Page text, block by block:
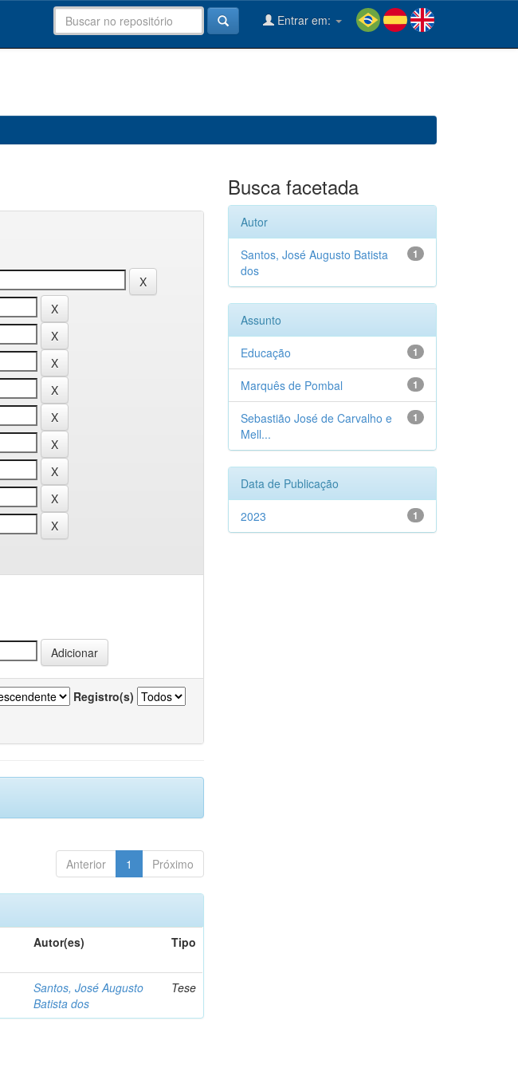
Entrar em:
Registro(s)
Anterior 1 Próximo
Autor(es) Tipo
Santos, José Augusto
Batista dos
Tese
Busca facetada
Autor
1
Santos, José Augusto Batista
dos
Assunto
1
Educação
1
Marquês de Pombal
1
Sebastião José de Carvalho e
Mell...
Data de Publicação
1
2023